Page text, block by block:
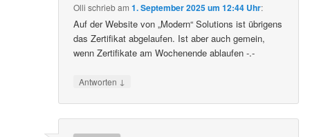
Olli schriebam1. September 2025 um 12:44 Uhr:
Auf der Website von „Modern“ Solutions ist übrigens
das Zertifikat abgelaufen. Ist aber auch gemein,
wenn Zertifikate am Wochenende ablaufen -.-
Antworten ↓